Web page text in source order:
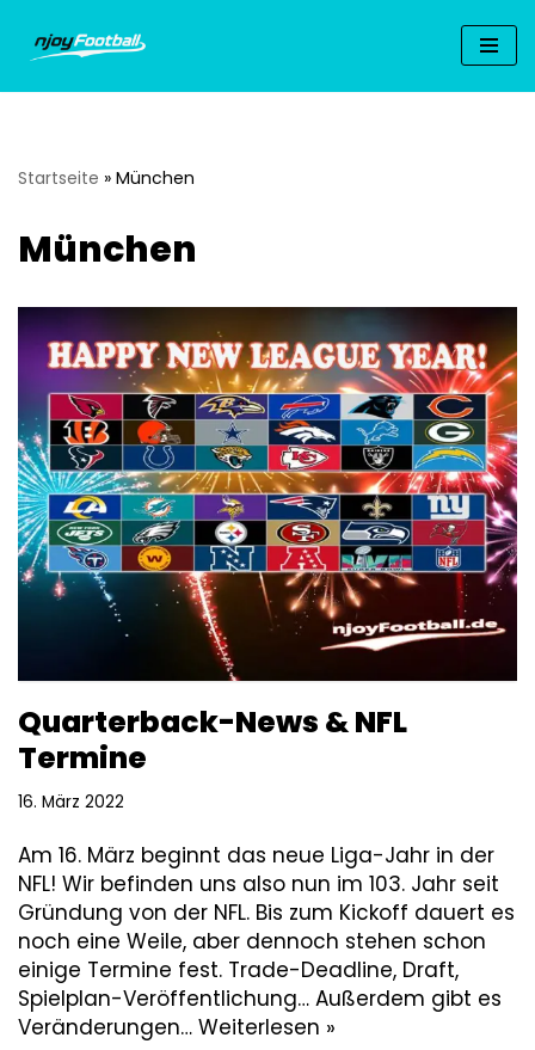
Zum
Inhalt
Startseite » München
München
Quarterback-News & NFL
Termine
16. März 2022
Am 16. März beginnt das neue Liga-Jahr in der
NFL! Wir befinden uns also nun im 103. Jahr seit
Gründung von der NFL. Bis zum Kickoff dauert es
noch eine Weile, aber dennoch stehen schon
einige Termine fest. Trade-Deadline, Draft,
Spielplan-Veröffentlichung… Außerdem gibt es
Veränderungen… Weiterlesen »